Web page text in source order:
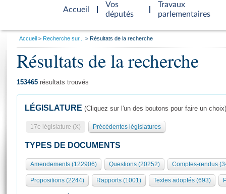
Accueil
d'accueil
Vos
députés
Travaux
parlementaires
Présidence
577 députés
Groupes politiques
Séance publique
Commissions et autres organes
Europe et International
Général
Rôle et pouvoirs de l'Assemblée
Organisation de l'Assemblée
Présidence Conférence des Présidents Bureau Collège des
Visiter l'Assemblée
Visite virtuelle du palais Bourbon
Assister à une séance
Vous
Accueil Recherche sur... Résultats de la recherche
Résultats de la recherche
153465 résultats trouvés
LÉGISLATURE (Cliquez sur l'un des boutons pour faire un choix)
17e législature (X) Précédentes législatures
TYPES DE DOCUMENTS
Amendements (122906) Questions (20252) Comptes-rendus
Propositions (2244) Rapports (1001) Textes adoptés (693)